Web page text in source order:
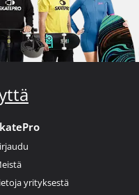
yrityksestä